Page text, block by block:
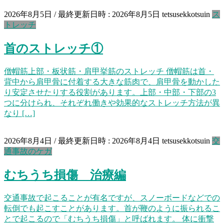
2026年8月5日 / 最終更新日時 : 2026年8月5日 tetsusekkotsuin ス
トレッチ
首のストレッチ①
僧帽筋上部・板状筋・肩甲挙筋のストレッチ 僧帽筋は首・
背中から肩甲骨に付着する大きな筋肉で、肩甲骨を動かした
り安定させたりする役割があります。上部・中部・下部の3
つに分けられ、それぞれ働きや効果的なストレッチ方法が異
なり […]
2026年8月4日 / 最終更新日時 : 2026年8月4日 tetsusekkotsuin 交
通事故のケガ
むちうち損傷 治療編
交通事故で起こることが有名ですが、スノーボードなどでの
転倒でも起こすことがあります。首が鞭のように振られるこ
とで起こるので「むちうち損傷」と呼ばれます。 体に衝撃